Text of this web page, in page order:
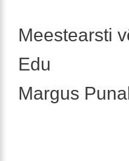
Meestearsti
Edu
Margus